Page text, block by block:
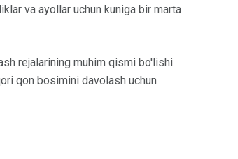
va ayollar uchun kuniga bir marta
rejalarining muhim qismi bo'lishi
qon bosimini davolash uchun